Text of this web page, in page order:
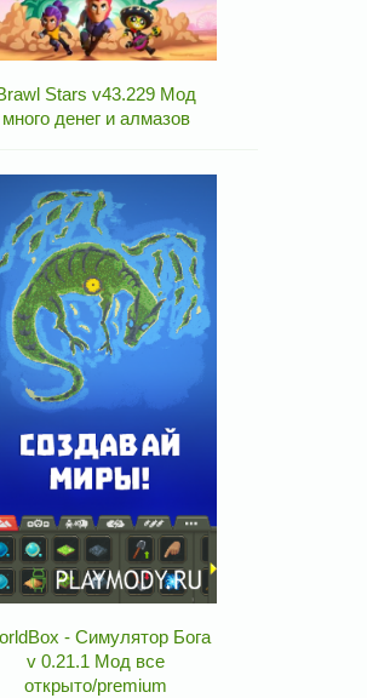
Stars v43.229 Мод
много денег и алмазов
- Симулятор Бога
v 0.21.1 Мод все
открыто/premium